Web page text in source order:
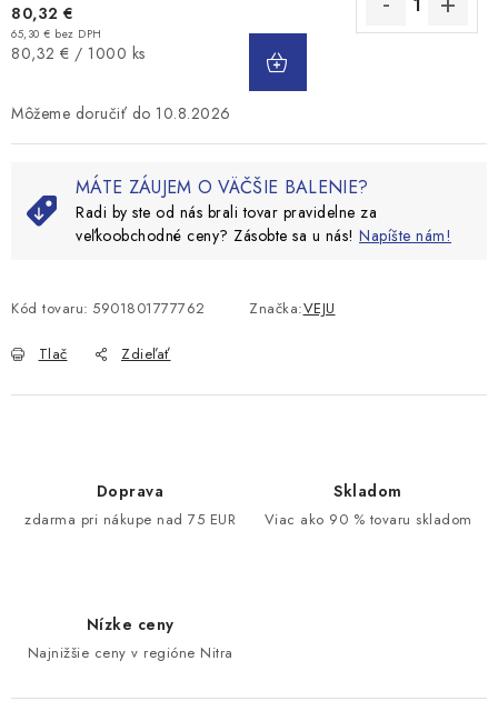
80,32 €
65,30 € bez DPH
Jednotková
80,32 € / 1000 ks
10.8.2026
MÁTE ZÁUJEM O VÄČŠIE BALENIE?
Radi by ste od nás brali tovar pravidelne za
veľkoobchodné ceny? Zásobte sa u nás! Napíšte nám!
Kód tovaru: 5901801777762 Značka:VEJU
Tlač Zdieľať
Doprava
zdarma pri nákupe nad 75 EUR
Skladom
Viac ako 90 % tovaru skladom
Nízke ceny
Najnižšie ceny v regióne Nitra